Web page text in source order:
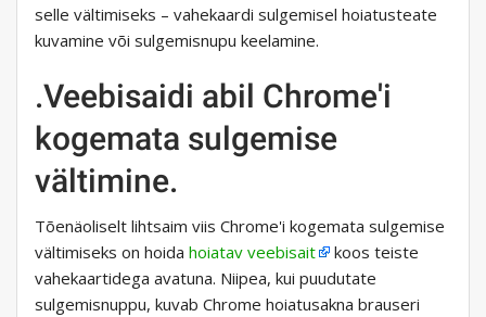
selle vältimiseks – vahekaardi sulgemisel hoiatusteate
kuvamine või sulgemisnupu keelamine.
.Veebisaidi abil Chrome'i
kogemata sulgemise
vältimine.
Tõenäoliselt lihtsaim viis Chrome'i kogemata sulgemise
vältimiseks on hoida hoiatav veebisait
koos teiste
vahekaartidega avatuna. Niipea, kui puudutate
sulgemisnuppu, kuvab Chrome hoiatusakna brauseri